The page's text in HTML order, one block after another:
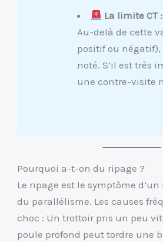
La limite
Au-delà de cette
positif ou
noté. S’il est très
une contre-visite
Pourquoi a-t-on du ripage ?
Le ripage est le symptôme
du parallélisme. Les causes
choc : Un trottoir pris un peu
poule profond peut tordre une